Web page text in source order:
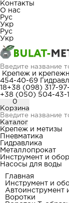
Контакты
О нас
Рус
Укр
Рус
Укр
Крепеж и
454-40-69
18+38 (098) 317-
+38 (050) 504-43-
0
Корзина
Каталог
Крепеж и метизы
Пневматика
Гидравлика
Металлопрокат
Инструмент и
Насосы для воды
Главная
Инструмент и
Автоинструмент
Воротки